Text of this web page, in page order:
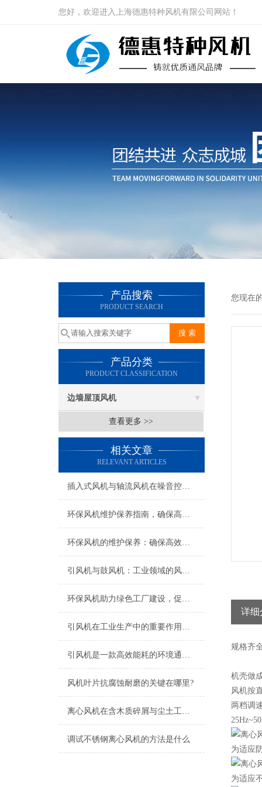
您好，欢迎进入上海德惠特种风机有限公司网站！
产品搜索
PRODUCT SEARCH
产品分类
PRODUCT CLASSIFICATION
边墙屋顶风机
查看更多 >>
相关文章
RELEVANT ARTICLES
插入式风机与轴流风机在噪音控制上有何差异？
环保风机维护保养指南，确保高效稳定运行
环保风机的维护保养：确保高效运行的关键
引风机与鼓风机：工业领域的风动双子星
环保风机助力绿色工厂建设，促进节能减排
引风机在工业生产中的重要作用及发展趋势
引风机是一款高效能耗的环境通风设备
风机叶片抗腐蚀耐磨的关键在哪里?
离心风机在含木质碎屑与尘土工况下的高效应用解析
调试不锈钢离心风机的方法是什么
您现在
详细
规格齐
机壳做
风机按
两档调
为适应
为适应